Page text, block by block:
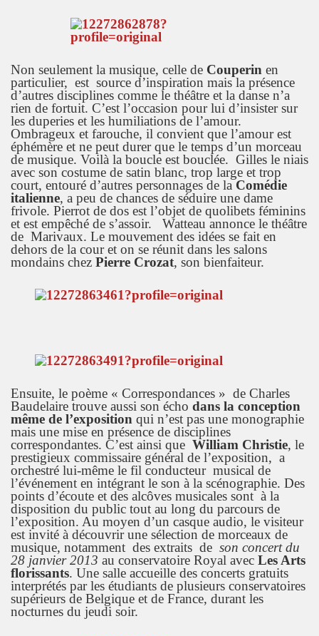
Non seulement la musique, celle de Couperin en
particulier, est source d’inspiration mais la présence
d’autres disciplines comme le théâtre et la danse n’a
rien de fortuit. C’est l’occasion pour lui d’insister sur
les duperies et les humiliations de l’amour.
Ombrageux et farouche, il convient que l’amour est
éphémère et ne peut durer que le temps d’un morceau
de musique. Voilà la boucle est bouclée. Gilles le niais
avec son costume de satin blanc, trop large et trop
court, entouré d’autres personnages de la Comédie
italienne, a peu de chances de séduire une dame
frivole. Pierrot de dos est l’objet de quolibets féminins
et est empêché de s’assoir. Watteau annonce le théâtre
de Marivaux. Le mouvement des idées se fait en
dehors de la cour et on se réunit dans les salons
mondains chez Pierre Crozat, son bienfaiteur.
Ensuite, le poème « Correspondances » de Charles
Baudelaire trouve aussi son écho dans la conception
même de l’exposition qui n’est pas une monographie
mais une mise en présence de disciplines
correspondantes. C’est ainsi que William Christie, le
prestigieux commissaire général de l’exposition, a
orchestré lui-même le fil conducteur musical de
l’événement en intégrant le son à la scénographie. Des
points d’écoute et des alcôves musicales sont à la
disposition du public tout au long du parcours de
l’exposition. Au moyen d’un casque audio, le visiteur
est invité à découvrir une sélection de morceaux de
musique, notamment des extraits de son concert du
28 janvier 2013 au conservatoire Royal avec Les Arts
florissants. Une salle accueille des concerts gratuits
interprétés par les étudiants de plusieurs conservatoires
supérieurs de Belgique et de France, durant les
nocturnes du jeudi soir.